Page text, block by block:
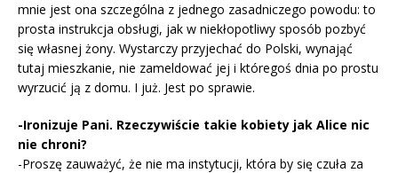
mnie jest ona szczególna z jednego zasadniczego powodu: to
prosta instrukcja obsługi, jak w niekłopotliwy sposób pozbyć
się własnej żony. Wystarczy przyjechać do Polski, wynająć
tutaj mieszkanie, nie zameldować jej i któregoś dnia po prostu
wyrzucić ją z domu. I już. Jest po sprawie.
-Ironizuje Pani. Rzeczywiście takie kobiety jak Alice nic
nie chroni?
-Proszę zauważyć, że nie ma instytucji, która by się czuła za